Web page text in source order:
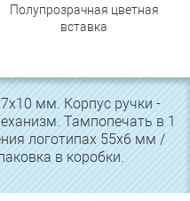
Полупрозрачная цветная
вставка
мм. Корпус ручки -
Тампопечать в 1
логотипах 55х6 мм /
в коробки.